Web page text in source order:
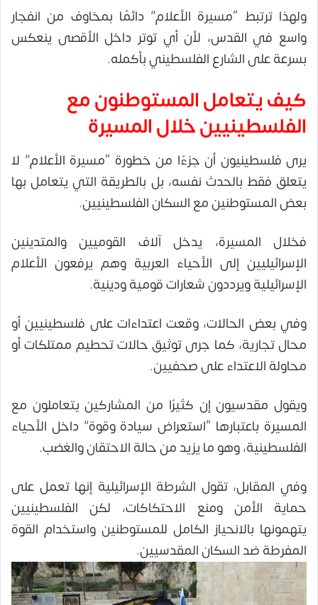
ولهذا ترتبط “مسيرة الأعلام” دائمًا بمخاوف من انفجار
واسع في القدس، لأن أي توتر داخل الأقصى ينعكس
بسرعة على الشارع الفلسطيني بأكمله.
كيف يتعامل المستوطنون مع
الفلسطينيين خلال المسيرة
يرى فلسطينيون أن جزءًا من خطورة “مسيرة الأعلام” لا
يتعلق فقط بالحدث نفسه، بل بالطريقة التي يتعامل بها
بعض المستوطنين مع السكان الفلسطينيين.
فخلال المسيرة، يدخل آلاف القوميين والمتدينين
الإسرائيليين إلى الأحياء العربية وهم يرفعون الأعلام
الإسرائيلية ويرددون شعارات قومية ودينية.
وفي بعض الحالات، وقعت اعتداءات على فلسطينيين أو
محال تجارية، كما جرى توثيق حالات تحطيم ممتلكات أو
محاولة الاعتداء على صحفيين.
ويقول مقدسيون إن كثيرًا من المشاركين يتعاملون مع
المسيرة باعتبارها “استعراض سيادة وقوة” داخل الأحياء
الفلسطينية، وهو ما يزيد من حالة الاحتقان والغضب.
وفي المقابل، تقول الشرطة الإسرائيلية إنها تعمل على
حماية الأمن ومنع الاحتكاكات، لكن الفلسطينيين
يتهمونها بالانحياز الكامل للمستوطنين واستخدام القوة
المفرطة ضد السكان المقدسيين.